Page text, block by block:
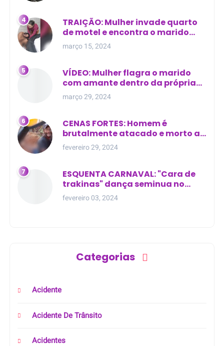
TRAIÇÃO: Mulher invade quarto
de motel e encontra o marido
com outra na cama
março 15, 2024
VÍDEO: Mulher flagra o marido
com amante dentro da própria
residência
março 29, 2024
CENAS FORTES: Homem é
brutalmente atacado e morto a
golpes de facão em joão lisboa
fevereiro 29, 2024
ESQUENTA CARNAVAL: "Cara de
trakinas" dança seminua no
meio da rua na Bahia
fevereiro 03, 2024
Categorias
Acidente
Acidente De Trânsito
Acidentes